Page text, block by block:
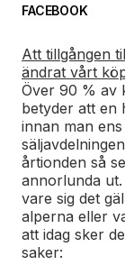
FACEBOOK
Att tillgången
ändrat vårt
Över 90 % av
betyder att en
innan man
årtionden så
annorlunda
vare sig det
alperna eller
att idag sker
saker: